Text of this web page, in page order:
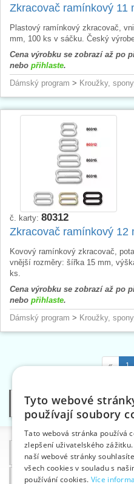
Zkracovač ramínkový 11
Plastový ramínkový zkracovač,
mm, 100 ks v sáčku. Český
Cena výrobku se zobrazí až po
nebo přihlaste.
Dámský program > Kroužky,
č. karty: 80312
Zkracovač ramínkový 12
Kovový ramínkový zkracovač,
vnější rozměry: šířka 15 mm,
ks.
Cena výrobku se zobrazí až po
nebo přihlaste.
Dámský program > Kroužky,
« 1
Kategorie
Informace
Proč si zvolit právě nás
Tyto webové
používají soubory
Tato webová stránka používá
zlepšení uživatelského
naší webové stránky
všech cookies v souladu s
používání cookies. Více